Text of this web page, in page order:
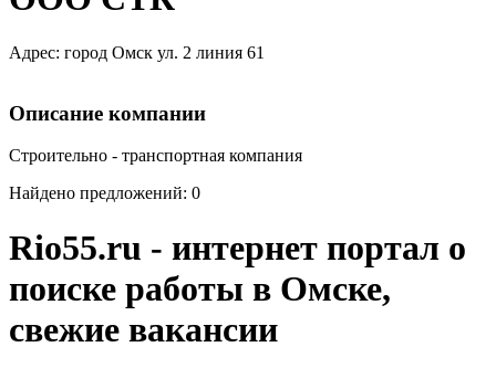
Адрес: город Омск ул. 2 линия 61
Описание компании
Строительно - транспортная компания
Найдено предложений: 0
Rio55.ru - интернет портал о
поиске работы в Омске,
свежие вакансии